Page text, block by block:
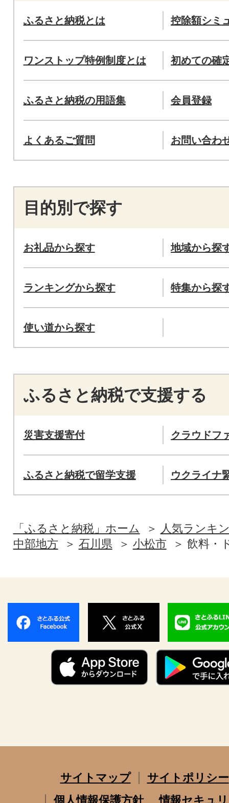
ふるさと納税とは 控除額シミ
ワンストップ特例制度とは 初めての確
ふるさと納税の用語集 会員登録
よくあるご質問 お問い合わ
目的別で探す
お礼品から探す 地域から探
ランキングから探す 特集から探
使い道から探す
ふるさと納税で支援する
災害支援寄付 クラウドフ
ふるさと納税で留学支援 ウクライナ
「ふるさと納税」ホーム
人気ランキ
中部地方
石川県 小松市 飲料・
サイトマップ
サイトポリシー
個人情報保護方針
情報セキュ